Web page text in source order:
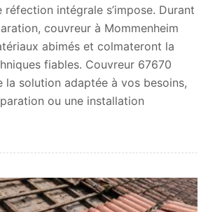
réfection intégrale s’impose. Durant
couvreur à Mommenheim
abimés et colmateront la
fiables. Couvreur 67670
la solution adaptée à vos besoins,
ou une installation